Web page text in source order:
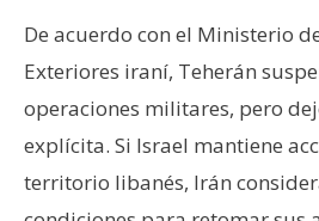
s
C
o
n
De acuerdo con el Ministerio
Exteriores iraní, Teherán
operaciones militares, pero
explícita. Si Israel mantiene
territorio libanés, Irán